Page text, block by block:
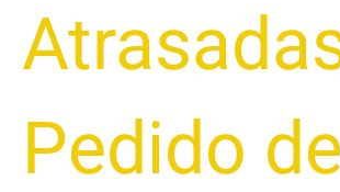
Pedido de